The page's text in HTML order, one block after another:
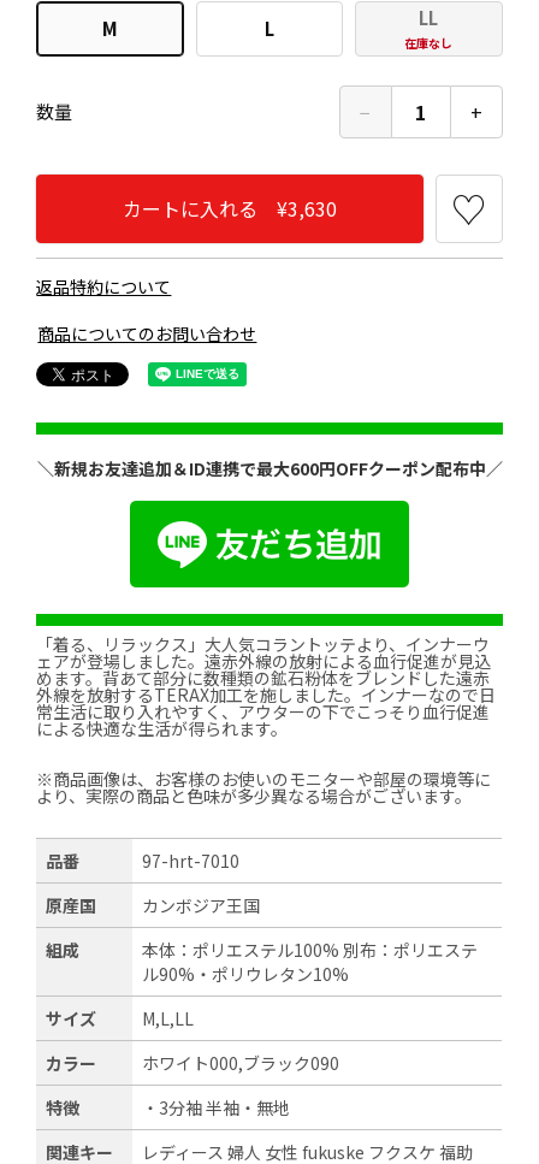
M L LL
在庫なし
数量 − 1 +
カートに入れる ¥3,630
返品特約について
商品についてのお問い合わせ
＼新規お友達追加＆ID連携で最大600円OFFクーポン配布中／
「着る、リラックス」大人気コラントッテより、インナーウ
ェアが登場しました。遠赤外線の放射による血行促進が見込
めます。背あて部分に数種類の鉱石粉体をブレンドした遠赤
外線を放射するTERAX加工を施しました。インナーなので日
常生活に取り入れやすく、アウターの下でこっそり血行促進
による快適な生活が得られます。
※商品画像は、お客様のお使いのモニターや部屋の環境等に
より、実際の商品と色味が多少異なる場合がございます。
品番
97-hrt-7010
原産国
カンボジア王国
組成
本体：ポリエステル100% 別布：ポリエステ
ル90%・ポリウレタン10%
サイズ
M,L,LL
カラー
ホワイト000,ブラック090
特徴
・3分袖 半袖・無地
関連キー
レディース 婦人 女性 fukuske フクスケ 福助